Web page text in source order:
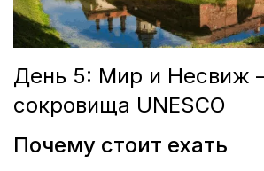
День 5: Мир и Несвиж
сокровища UNESCO
Почему стоит ехать